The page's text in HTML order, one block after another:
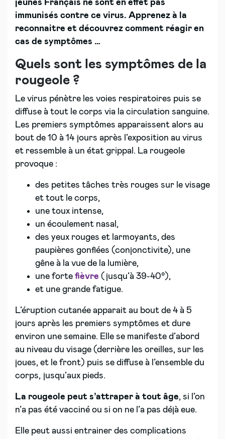
jeunes Français ne sont en effet pas
immunisés contre ce virus. Apprenez à la
reconnaitre et découvrez comment réagir en
cas de symptômes …
Quels sont les symptômes de la
rougeole ?
Le virus pénètre les voies respiratoires puis se
diffuse à tout le corps via la circulation sanguine.
Les premiers symptômes apparaissent alors au
bout de 10 à 14 jours après l’exposition au virus
et ressemble à un état grippal. La rougeole
provoque :
des petites tâches très rouges sur le visage
et tout le corps,
une toux intense,
un écoulement nasal,
des yeux rouges et larmoyants, des
paupières gonflées (conjonctivite), une
gêne à la vue de la lumière,
une forte fièvre (jusqu’à 39-40°),
et une grande fatigue.
L’éruption cutanée apparait au bout de 4 à 5
jours après les premiers symptômes et dure
environ une semaine. Elle se manifeste d’abord
au niveau du visage (derrière les oreilles, sur les
joues, et le front) puis se diffuse à l’ensemble du
corps, jusqu’aux pieds.
La rougeole peut s’attraper à tout âge, si l’on
n’a pas été vacciné ou si on ne l’a pas déjà eue.
Elle peut aussi entrainer des complications